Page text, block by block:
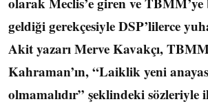
geldiği gerekçesiyle DSP’lilerce
Akit yazarı Merve Kavakçı,
Kahraman’ın, “Laiklik yeni
olmamalıdır” şeklindeki